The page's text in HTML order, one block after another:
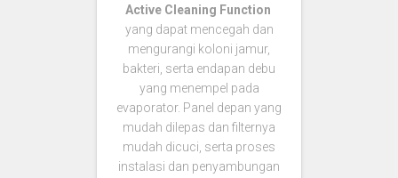
Active Cleaning Function
yang dapat mencegah dan
mengurangi koloni jamur,
bakteri, serta endapan debu
yang menempel pada
evaporator. Panel depan yang
mudah dilepas dan filternya
mudah dicuci, serta proses
instalasi dan penyambungan